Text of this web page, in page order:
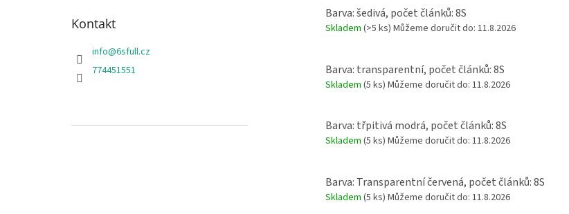
Kontakt
info@6sfull.cz
774451551
Barva: šedivá, počet článků: 8S
Skladem (>5 ks) Můžeme doručit do: 11.8.2026
Barva: transparentní, počet článků: 8S
Skladem (5 ks) Můžeme doručit do: 11.8.2026
Barva: třpitivá modrá, počet článků: 8S
Skladem (5 ks) Můžeme doručit do: 11.8.2026
Barva: Transparentní červená, počet článků: 8S
Skladem (5 ks) Můžeme doručit do: 11.8.2026